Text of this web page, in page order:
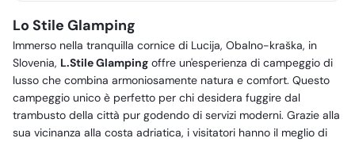
Lo Stile Glamping
Immerso nella tranquilla cornice di Lucija, Obalno-kraška, in
Slovenia, L.Stile Glamping offre un'esperienza di campeggio di
lusso che combina armoniosamente natura e comfort. Questo
campeggio unico è perfetto per chi desidera fuggire dal
trambusto della città pur godendo di servizi moderni. Grazie alla
sua vicinanza alla costa adriatica, i visitatori hanno il meglio di